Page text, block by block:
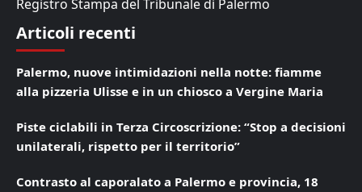
Registro Stampa del Tribunale di Palermo
Articoli recenti
Palermo, nuove intimidazioni nella notte: fiamme
alla pizzeria Ulisse e in un chiosco a Vergine Maria
Piste ciclabili in Terza Circoscrizione: “Stop a decisioni
unilaterali, rispetto per il territorio”
Contrasto al caporalato a Palermo e provincia, 18